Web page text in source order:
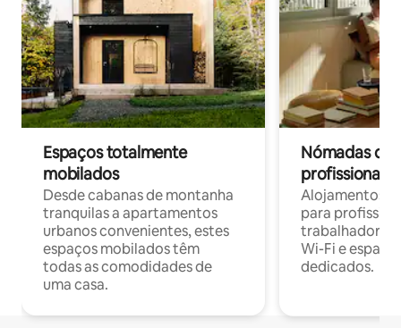
Espaços totalmente
mobilados
Desde cabanas de montanha
tranquilas a apartamentos
urbanos convenientes, estes
espaços mobilados têm
todas as comodidades de
uma casa.
Nómadas
profissionais
Alojamentos
para
trabalhadores
Wi-Fi e
dedicados.